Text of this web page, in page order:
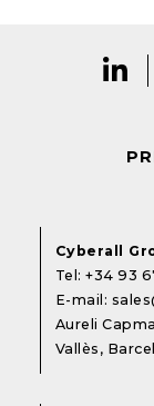
Cyberall
Tel:+34 93
E-mail:
Aureli
Vallès,